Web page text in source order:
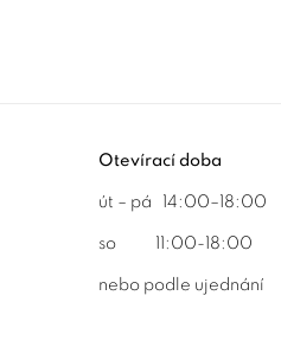
Otevírací doba
út – pá 14:00–18:00
so 11:00-18:00
nebo podle ujednání